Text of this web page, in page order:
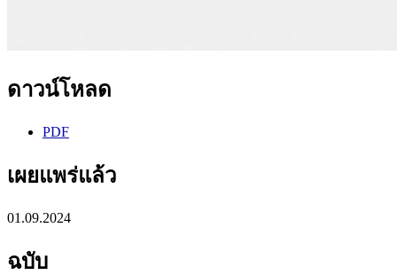
ดาวน์โหลด
PDF
เผยแพร่แล้ว
01.09.2024
ฉบับ